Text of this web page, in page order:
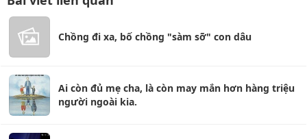
Chồng đi xa, bố chồng "sàm sỡ" con dâu
Ai còn đủ mẹ cha, là còn may mắn hơn hàng triệu
người ngoài kia.